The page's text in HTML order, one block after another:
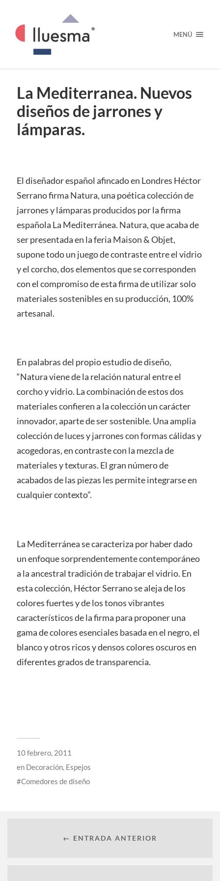
MENÚ
La Mediterranea. Nuevos
diseños de jarrones y
lámparas.
El diseñador español afincado en Londres Héctor
Serrano firma Natura, una poética colección de
jarrones y lámparas producidos por la firma
española La Mediterránea. Natura, que acaba de
ser presentada en la feria Maison & Objet,
supone todo un juego de contraste entre el vidrio
y el corcho, dos elementos que se corresponden
con el compromiso de esta firma de utilizar solo
materiales sostenibles en su producción, 100%
artesanal.
En palabras del propio estudio de diseño,
“Natura viene de la relación natural entre el
corcho y vidrio. La combinación de estos dos
materiales confieren a la colección un carácter
innovador, aparte de ser sostenible. Una amplia
colección de luces y jarrones con formas cálidas y
acogedoras, en contraste con la mezcla de
materiales y texturas. El gran número de
acabados de las piezas les permite integrarse en
cualquier contexto”.
La Mediterránea se caracteriza por haber dado
un enfoque sorprendentemente contemporáneo
a la ancestral tradición de trabajar el vidrio. En
esta colección, Héctor Serrano se aleja de los
colores fuertes y de los tonos vibrantes
característicos de la firma para proponer una
gama de colores esenciales basada en el negro, el
blanco y otros ricos y densos colores oscuros en
diferentes grados de transparencia.
10 febrero, 2011
en Decoración, Espejos
Comedores de diseño
← ENTRADA ANTERIOR